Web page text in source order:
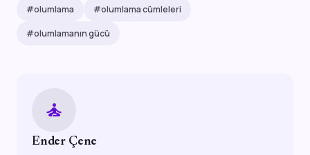
#olumlama #olumlama cümleleri
#olumlamanın gücü
self_improvement
Ender Çene